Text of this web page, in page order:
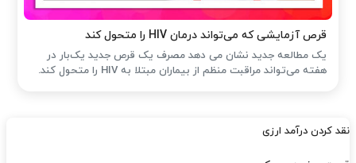
قرص آزمایشی که می‌تواند درمان HIV را متحول کند
یک مطالعه جدید نشان می دهد مصرف یک قرص جدید یک‌بار در
هفته می‌تواند مراقبت منظم از بیماران مبتلا به HIV را متحول کند.
نقد کردن درآمد ارزی